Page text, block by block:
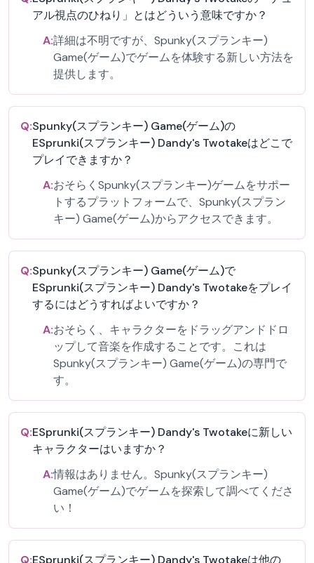
アル視点のひねり」とはどういう意味ですか？
A:詳細は不明ですが、Spunky(スプランキー)
Game(ゲーム)でゲームを体験する新しい方法を
提供します。
Q:Spunky(スプランキー) Game(ゲーム)の
ESprunki(スプランキー) Dandy's Twotakeはどこで
プレイできますか？
A:おそらくSpunky(スプランキー)ゲームをサポー
トするプラットフォームで、Spunky(スプラン
キー) Game(ゲーム)からアクセスできます。
Q:Spunky(スプランキー) Game(ゲーム)で
ESprunki(スプランキー) Dandy's Twotakeをプレイ
するにはどうすればよいですか？
A:おそらく、キャラクターをドラッグアンドドロ
ップして音楽を作成することです。これは
Spunky(スプランキー) Game(ゲーム)の専門で
す。
Q:ESprunki(スプランキー) Dandy's Twotakeに新しい
キャラクターはいますか？
A:情報はありません。Spunky(スプランキー)
Game(ゲーム)でゲームを探索して調べてくださ
い！
Q:ESprunki(スプランキー) Dandy's Twotakeは他の